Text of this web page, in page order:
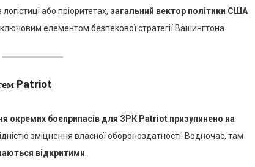
або пріоритетах, загальний вектор політики США
елементом безпекової стратегії Вашингтона.
Patriot
окремих боєприпасів для ЗРК Patriot призупинено на
зміцнення власної обороноздатності. Водночас, там
відкритими.